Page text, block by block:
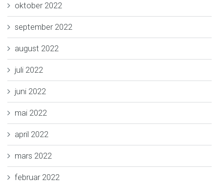
oktober 2022
september 2022
august 2022
juli 2022
juni 2022
mai 2022
april 2022
mars 2022
februar 2022